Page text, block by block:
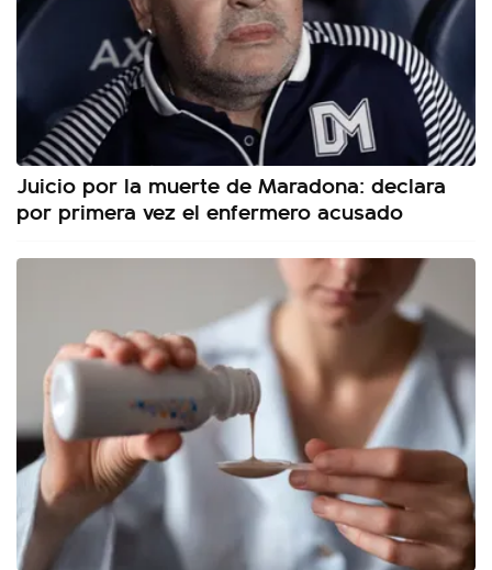
Juicio por la muerte de Maradona: declara
por primera vez el enfermero acusado